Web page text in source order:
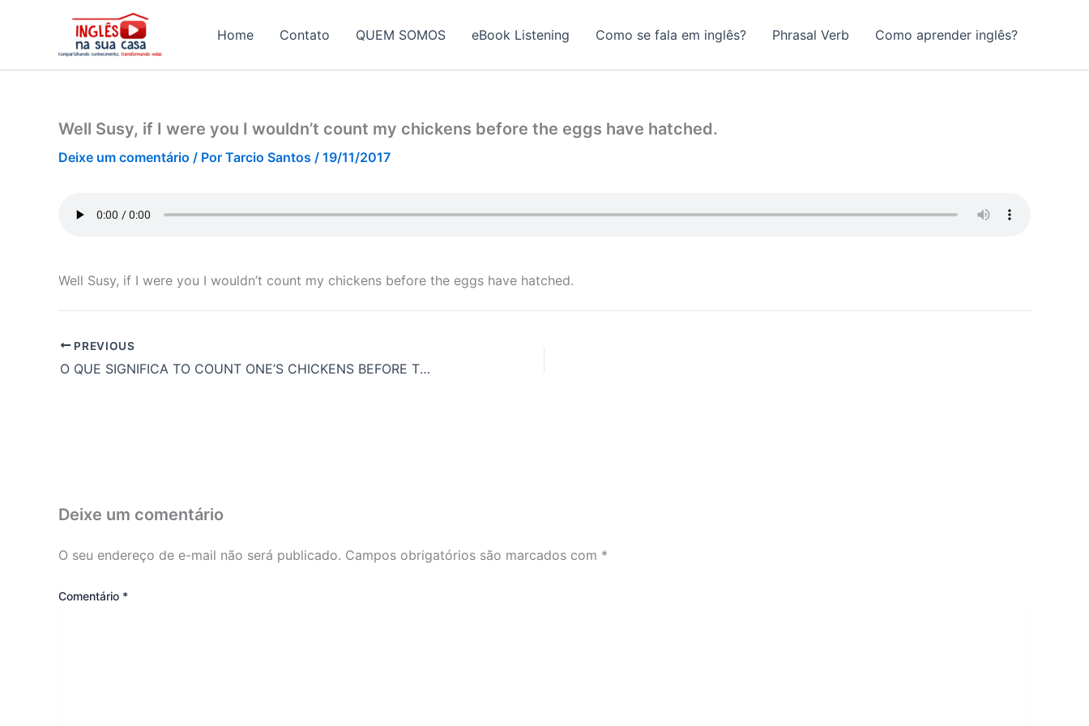
conteúdo
Home Contato QUEM SOMOS eBook Listening Como se fala em inglês? Phrasal Verb Como aprender inglês?
Well Susy, if I were you I wouldn’t count my chickens before the eggs have hatched.
Deixe um comentário / Por Tarcio Santos / 19/11/2017
Well Susy, if I were you I wouldn’t count my chickens before the eggs have hatched.
PREVIOUS
O QUE SIGNIFICA TO COUNT ONE’S CHICKENS BEFORE THE EGGS HAVE HATCHED EM PORTUGUÊS?
Deixe um comentário
O seu endereço de e-mail não será publicado. Campos obrigatórios são marcados com *
Comentário *